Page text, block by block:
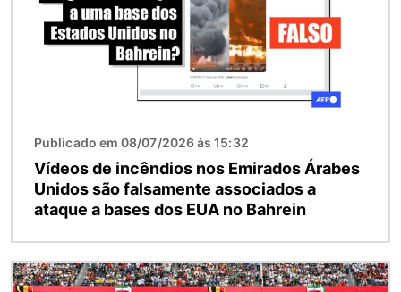
Publicado em 08/07/2026 às 15:32
Vídeos de incêndios nos Emirados Árabes
Unidos são falsamente associados a
ataque a bases dos EUA no Bahrein
Imagem